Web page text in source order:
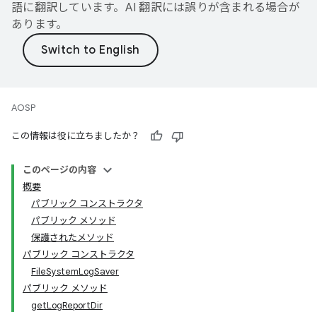
語に翻訳しています。AI 翻訳には誤りが含まれる場合が
あります。
AOSP
この情報は役に立ちましたか？
このページの内容
概要
パブリック コンストラクタ
パブリック メソッド
保護されたメソッド
パブリック コンストラクタ
FileSystemLogSaver
パブリック メソッド
getLogReportDir